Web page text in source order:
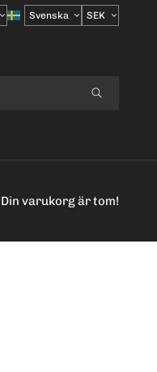
Din varukorg är tom!